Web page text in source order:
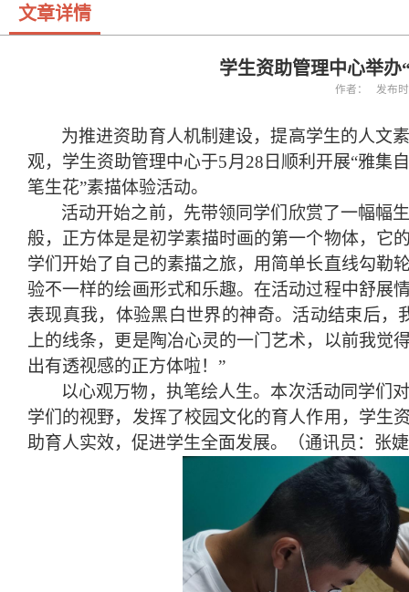
文章详情
学生资助管理中心举办
作者： 发布
为推进资助育人机制建设，提高学生的人文
观，学生资助管理中心于5月28日顺利 开展“雅集
笔生花”素描体验活动。
活动开始之前，先带领同学们欣赏了一幅幅
般，正方体是是初学素描时画的第一个物体，它
学们开始了自己的素描之旅，用简单长直线勾勒
验不一样的绘画形式和乐趣。在活动过程中舒展
表现真我，体验黑白世界的神奇。活动结束后，
上的线条，更是陶冶心灵的一门艺术，以前我
出有透视感的正方体啦！”
以心观万物，执笔绘人生。本次活动 同学们
学们的视野， 发挥了校园文化的育人作用 ， 学生
助育人实效，促进学生全面发展。
（通讯员：张婕